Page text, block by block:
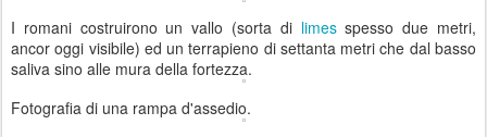
I romani costruirono un vallo (sorta di limesspesso due metri,
ancor oggi visibile) ed un terrapieno di settanta metri che dal basso
saliva sino alle mura della fortezza.
Fotografia di una rampa d'assedio.